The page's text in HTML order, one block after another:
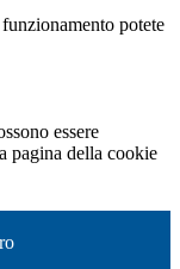
potete
essere
pagina della cookie